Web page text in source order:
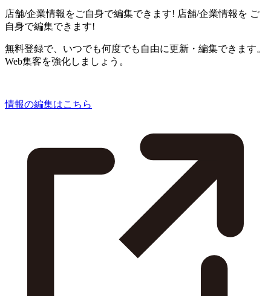
店舗/企業情報をご自身で編集できます! 店舗/企業情報を ご
自身で編集できます!
無料登録で、いつでも何度でも自由に更新・編集できます。
Web集客を強化しましょう。
情報の編集はこちら